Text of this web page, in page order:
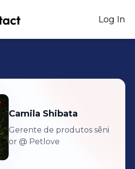
Log In
Camila Shibata
Gerente de produtos sêni
or @ Petlove